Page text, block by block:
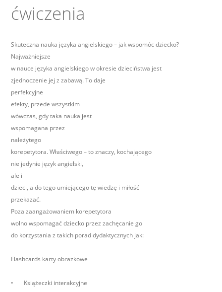
ćwiczenia
Skuteczna nauka języka angielskiego – jak wspomóc dziecko?
Najważniejsze
w nauce języka angielskiego w okresie dzieciństwa jest
zjednoczenie jej z zabawą. To daje
perfekcyjne
efekty, przede wszystkim
wówczas, gdy taka nauka jest
wspomagana przez
należytego
korepetytora. Właściwego – to znaczy, kochającego
nie jedynie język angielski,
ale i
dzieci, a do tego umiejącego tę wiedzę i miłość
przekazać.
Poza zaangażowaniem korepetytora
wolno wspomagać dziecko przez zachęcanie go
do korzystania z takich porad dydaktycznych jak:
Flashcards karty obrazkowe
• Książeczki interakcyjne